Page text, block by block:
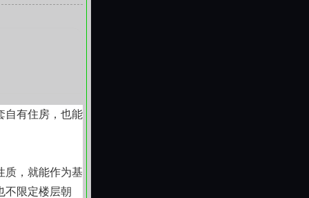
自有住房，也能
质，就能作为基
不限定楼层朝